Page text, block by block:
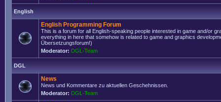
English
English Programming Forum
This is a forum for all English-speaking people interested in game and/or
everything in here that somehow is related to game and graphics
Übersetzungsforum!)
Moderator: DGL-Team
DGL
News
News und Kommentare zu aktuellen Geschehnissen.
Moderator: DGL-Team